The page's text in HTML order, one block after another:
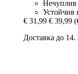
Нечуплив
Устойчив
€ 31,99 € 39,99
Доставка до 14.